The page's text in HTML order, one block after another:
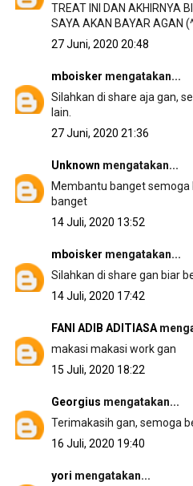
TREAT INI DAN AKHIRNYA
SAYA AKAN BAYAR AGAN
27 Juni, 2020 20:48
mboisker mengatakan...
Silahkan di share aja gan,
lain.
27 Juni, 2020 21:36
Unknown mengatakan...
Membantu banget semoga
banget
14 Juli, 2020 13:52
mboisker mengatakan...
Silahkan di share gan biar
14 Juli, 2020 17:42
FANI ADIB ADITIASA
makasi makasi work gan
15 Juli, 2020 18:22
Georgius mengatakan...
Terimakasih gan, semoga
16 Juli, 2020 19:40
yori mengatakan...